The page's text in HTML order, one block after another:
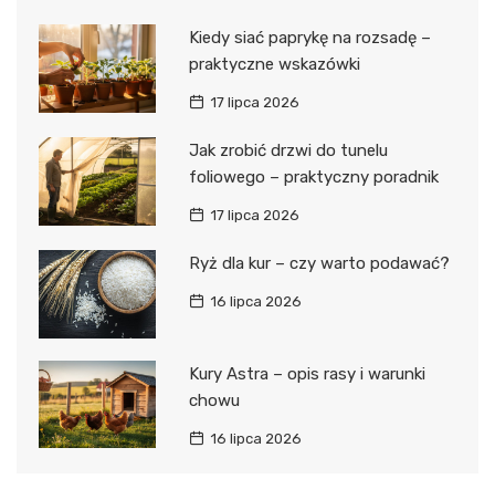
Kiedy siać paprykę na rozsadę –
praktyczne wskazówki
17 lipca 2026
Jak zrobić drzwi do tunelu
foliowego – praktyczny poradnik
17 lipca 2026
Ryż dla kur – czy warto podawać?
16 lipca 2026
Kury Astra – opis rasy i warunki
chowu
16 lipca 2026